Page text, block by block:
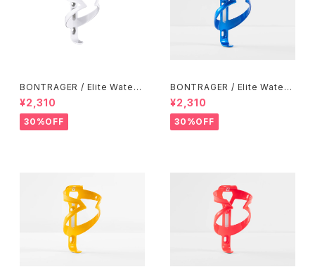
BONTRAGER / Elite Water
Bottle Cage / White
¥2,310
30%OFF
BONTRAGER / Elite Water
Bottle Cage / Alpine Blue
¥2,310
30%OFF